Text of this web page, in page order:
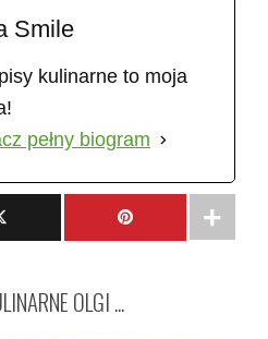
Smile
kulinarne to moja
pełny biogram
OLGI ...